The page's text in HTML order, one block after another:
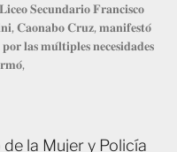
𝐒𝐞𝐜𝐮𝐧𝐝𝐚𝐫𝐢𝐨 𝐅𝐫𝐚𝐧𝐜𝐢𝐬𝐜𝐨
𝐂𝐚𝐨𝐧𝐚𝐛𝐨 𝐂𝐫𝐮𝐳, 𝐦𝐚𝐧𝐢𝐟𝐞𝐬𝐭𝐨́
𝐥𝐚𝐬 𝐦𝐮́𝐥𝐭𝐢𝐩𝐥𝐞𝐬 𝐧𝐞𝐜𝐞𝐬𝐢𝐝𝐚𝐝𝐞𝐬
la Mujer y Policía